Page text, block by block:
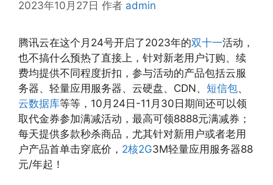
2023年10月27日 作者 admin
腾讯云在这个月24号开启了2023年的双十一活动，
也不搞什么预热了直接上，针对新老用户订购、续
费均提供不同程度折扣，参与活动的产品包括云服
务器、轻量应用服务器、云硬盘、CDN、 短信包、
云数据库等等，10月24日-11月30日期间还可以领
取代金券参加满减活动，最高可领8888元满减券；
每天提供多款秒杀商品，尤其针对新用户或者老用
户产品首单击穿底价， 2核2G3M轻量应用服务器88
元/年起！